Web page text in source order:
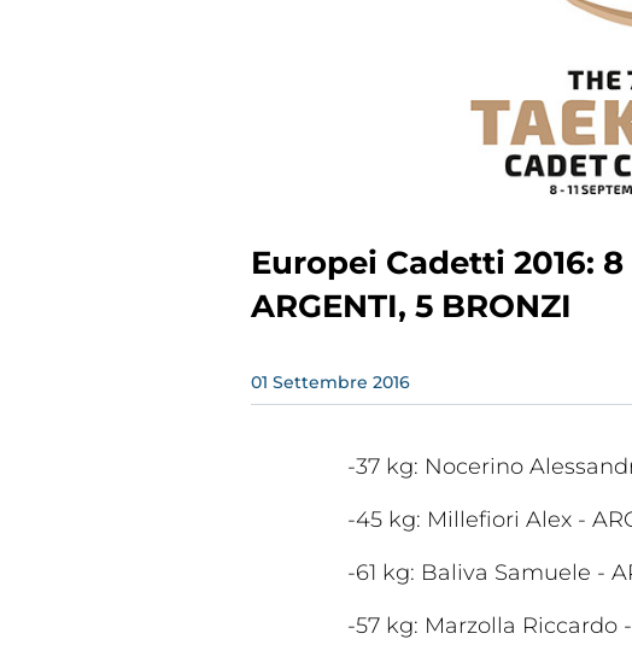
Olympic
Dream
Photogallery
Europei Cadetti 2016:
ARGENTI, 5 BRONZI
01 Settembre 2016
-37 kg: Nocerino
-45 kg: Millefiori Alex -
-61 kg: Baliva Samuele -
-57 kg: Marzolla Riccardo